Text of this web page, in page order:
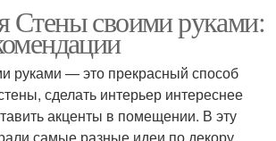
Стены своими руками:
руками — это прекрасный способ
сделать интерьер интереснее
акценты в помещении. В эту
самые разные идеи по декору